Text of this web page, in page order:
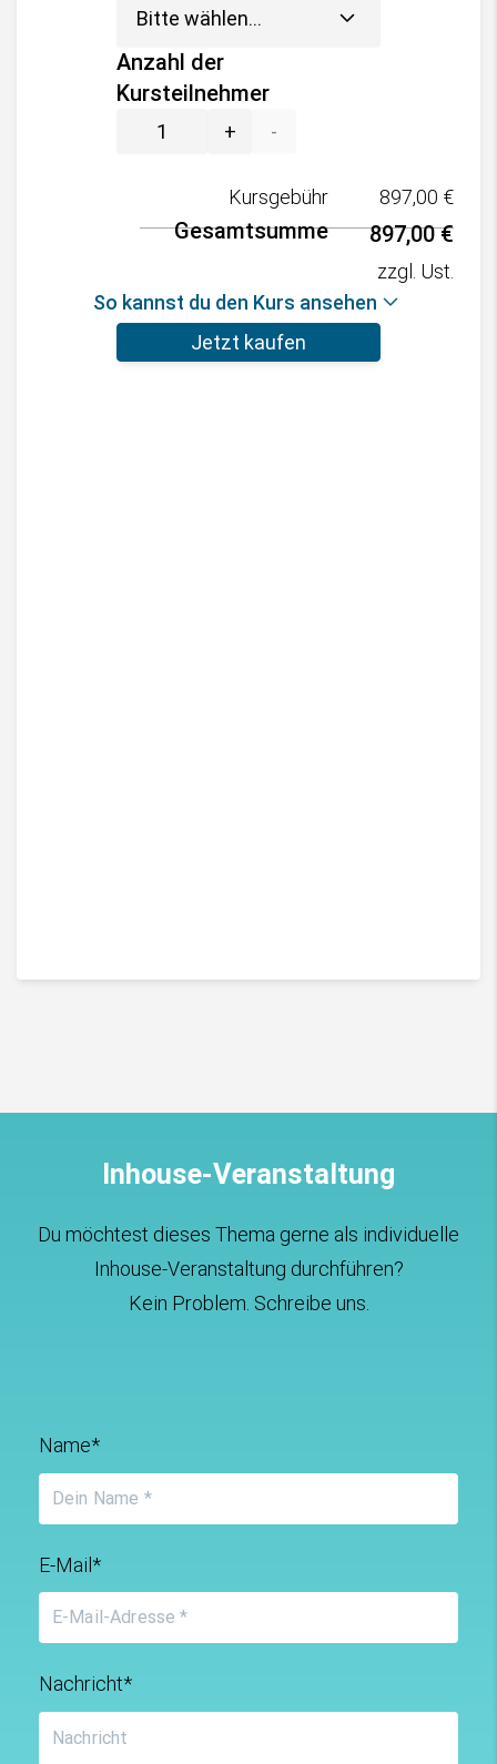
Anzahl der
Kursteilnehmer
+ -
Kursgebühr 897,00 €
Gesamtsumme 897,00€
zzgl. Ust.
So kannst du den Kurs ansehen
Jetzt kaufen
Inhouse-Veranstaltung
Du möchtest dieses Thema gerne als individuelle
Inhouse-Veranstaltung durchführen?
Kein Problem. Schreibe uns.
Name*
E-Mail*
Nachricht*